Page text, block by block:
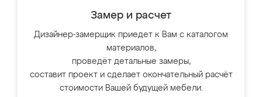
Замер и расчет
Дизайнер-замерщик приедет к Вам с каталогом
материалов,
проведёт детальные замеры,
составит проект и сделает окончательный расчёт
стоимости Вашей будущей мебели.